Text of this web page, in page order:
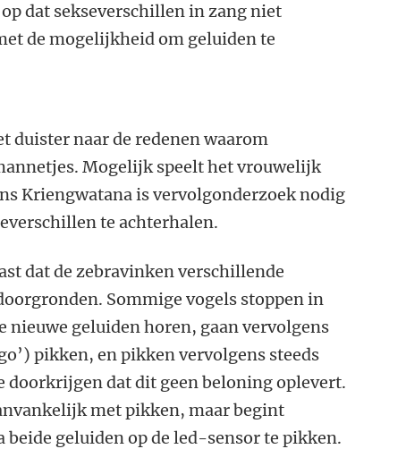
dat sekseverschillen in zang niet
de mogelijkheid om geluiden te
duister naar de redenen waarom
Mogelijk speelt het vrouwelijk
Kriengwatana is vervolgonderzoek nodig
te achterhalen.
dat de zebravinken verschillende
Sommige vogels stoppen in
nieuwe geluiden horen, gaan vervolgens
pikken, en pikken vervolgens steeds
doorkrijgen dat dit geen beloning oplevert.
met pikken, maar begint
geluiden op de led-sensor te pikken.